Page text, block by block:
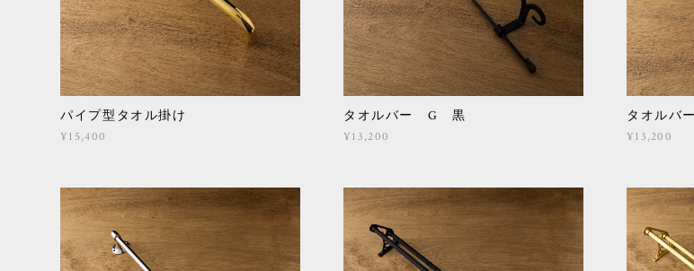
パイプ型タオル掛け
¥15,400
タオルバー G 黒
¥13,200
タオル
¥13,200